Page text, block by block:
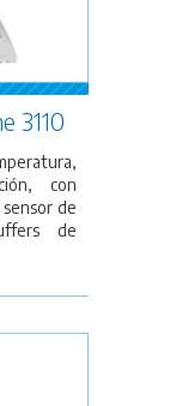
3110
con
de
de